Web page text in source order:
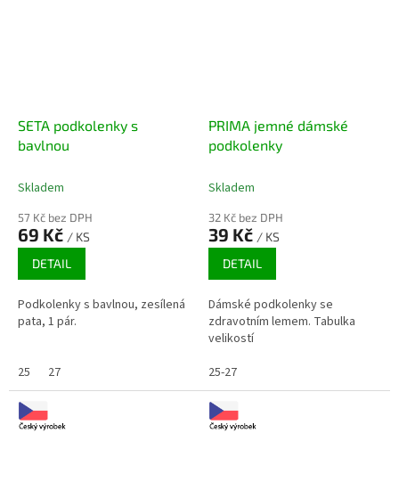
SETA podkolenky s
bavlnou
Skladem
57 Kč bez DPH
69 Kč / KS
DETAIL
Podkolenky s bavlnou, zesílená
pata, 1 pár.
25 27
PRIMA jemné dámské
podkolenky
Skladem
32 Kč bez DPH
39 Kč / KS
DETAIL
Dámské podkolenky se
zdravotním lemem. Tabulka
velikostí
25-27